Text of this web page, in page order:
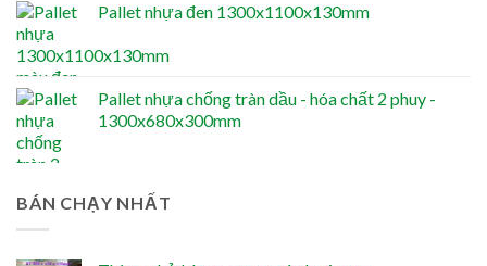
Pallet nhựa đen 1300x1100x130mm
Pallet nhựa chống tràn dầu - hóa chất 2 phuy -
1300x680x300mm
BÁN CHẠY NHẤT